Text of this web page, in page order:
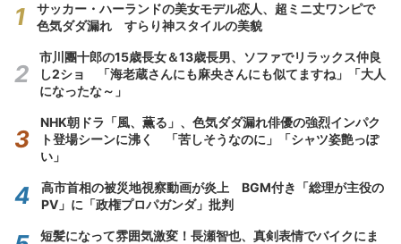
サッカー・ハーランドの美女モデル恋人、超ミニ丈ワンピで
色気ダダ漏れ すらり神スタイルの美貌
市川團十郎の15歳長女＆13歳長男、ソファでリラックス仲良
し2ショ 「海老蔵さんにも麻央さんにも似てますね」「大人
になったな～」
NHK朝ドラ「風、薫る」、色気ダダ漏れ俳優の強烈インパク
ト登場シーンに沸く 「苦しそうなのに」「シャツ姿艶っぽ
い」
高市首相の被災地視察動画が炎上 BGM付き「総理が主役の
PV」に「政権プロパガンダ」批判
短髪になって雰囲気激変！長瀬智也、真剣表情でバイクにま